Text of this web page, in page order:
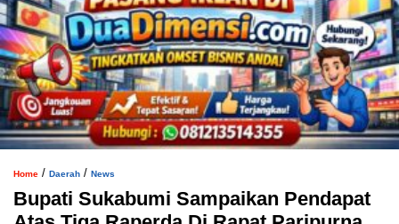
Home / Daerah / News
Bupati Sukabumi Sampaikan Pendapat